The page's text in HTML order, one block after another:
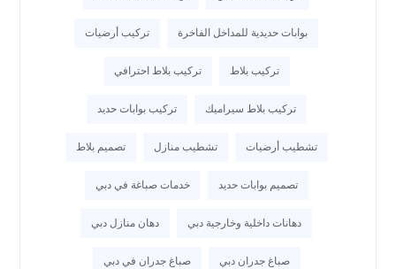
بوابات حديدية للمداخل الفاخرة تركيب أرضيات
تركيب بلاط تركيب بلاط احترافي
تركيب بلاط سيراميك تركيب بوابات حديد
تشطيب أرضيات تشطيب منازل تصميم بلاط
تصميم بوابات حديد خدمات صباغة في دبي
دهانات داخلية وخارجية دبي دهان منازل دبي
صباغ جدران دبي صباغ جدران في دبي